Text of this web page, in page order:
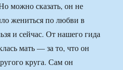
можно сказать, он не
жениться по любви в
и сейчас. От нашего гида
мать — за то, что он
круга. Сам он